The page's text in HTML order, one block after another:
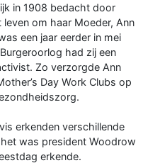
in 1908 bedacht door
om haar Moeder, Ann
een jaar eerder in mei
had zij een
Zo verzorgde Ann
Day Work Clubs op
erkenden verschillende
was president Woodrow
erkende.